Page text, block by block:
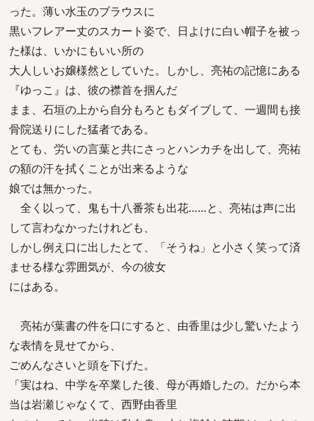
った。薄い水玉のブラウスに
黒いフレアー丈のスカート姿で、日よけに白い帽子を被っ
た様は、いかにもいい所の
大人しいお嬢様然としていた。しかし、亮祐の記憶にある
『ゆっこ』は、彼の襟首を掴んだ
まま、石垣の上から自分もろともダイブして、一週間も接
骨院送りにした猛者である。
とても、労いの言葉と共にさっとハンカチを出して、亮祐
の額の汗を拭くことが出来るような
娘では無かった。
全く以って、鬼も十八番茶も出花……と、亮祐は声に出
して言わなかったけれども、
しかし例え口に出したとて、「そうね」と小さく笑って済
ませる様な雰囲気が、今の彼女
にはある。
亮祐が葉書の件を口にすると、由香里は少し驚いたよう
な表情を見せてから、
ごめんなさいと頭を下げた。
「実はね、中学を卒業した後、母が再婚したの。だから本
当は岩瀬じゃなくて、西野由香里